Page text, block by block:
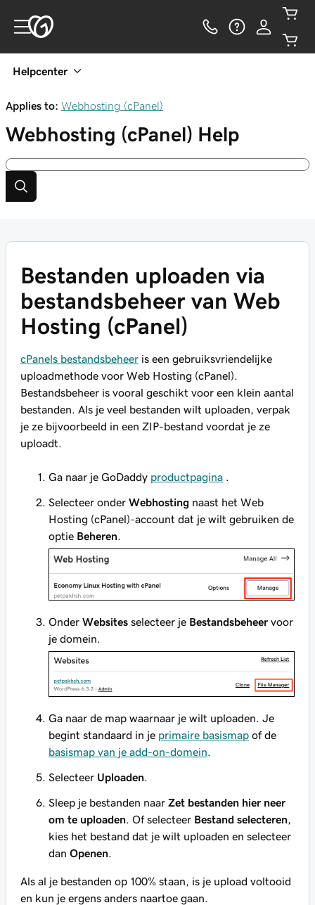
Helpcenter
Applies to: Webhosting (cPanel)
Webhosting (cPanel) Help
Bestanden uploaden via
bestandsbeheer van Web
Hosting (cPanel)
cPanels bestandsbeheer is een gebruiksvriendelijke
uploadmethode voor Web Hosting (cPanel).
Bestandsbeheer is vooral geschikt voor een klein aantal
bestanden. Als je veel bestanden wilt uploaden, verpak
je ze bijvoorbeeld in een ZIP-bestand voordat je ze
uploadt.
Ga naar je GoDaddy productpagina
Selecteer onder Webhosting naast het Web
Hosting (cPanel)-account dat je wilt gebruiken de
optie Beheren
Onder Websites selecteer je Bestandsbeheer voor
je domein.
Ga naar de map waarnaar je wilt uploaden. Je
begint standaard in je primaire basismap of de
basismap van je add-on-domein.
Selecteer Uploaden.
Sleep je bestanden naar Zet bestanden hier neer
om te uploaden. Of selecteer Bestand selecteren,
kies het bestand dat je wilt uploaden en selecteer
dan Openen.
Als al je bestanden op 100% staan, is je upload voltooid
en kun je ergens anders naartoe gaan.